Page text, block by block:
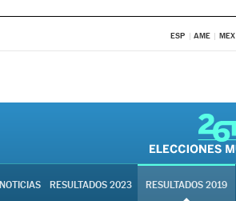
ESP AME MEX
NOTICIAS RESULTADOS 2023 RESULTADOS 2019